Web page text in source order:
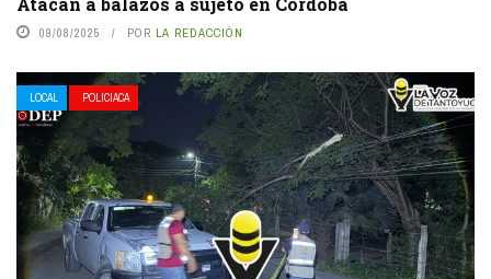
09/08/2025 POR LA REDACCIÓN
LOCAL POLICIACA